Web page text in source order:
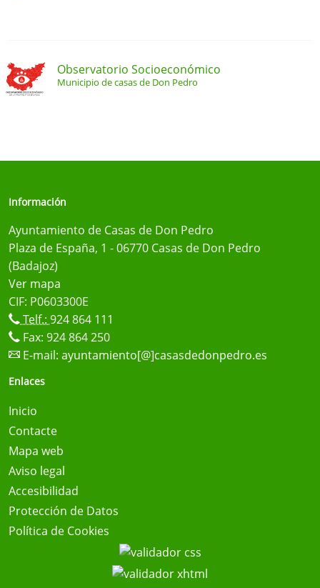
Observatorio Socioeconómico
Municipio de casas de Don Pedro
Información
Ayuntamiento de Casas de Don Pedro
Plaza de España, 1 - 06770 Casas de Don Pedro
(Badajoz)
Ver mapa
CIF: P0603300E
Telf.: 924 864 111
Fax: 924 864 250
E-mail: ayuntamiento[@]casasdedonpedro.es
Enlaces
Inicio
Contacte
Mapa web
Aviso legal
Accesibilidad
Protección de Datos
Política de Cookies